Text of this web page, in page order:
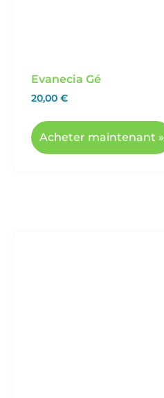
Evanecia Gé
20,00 €
Acheter maintenant »